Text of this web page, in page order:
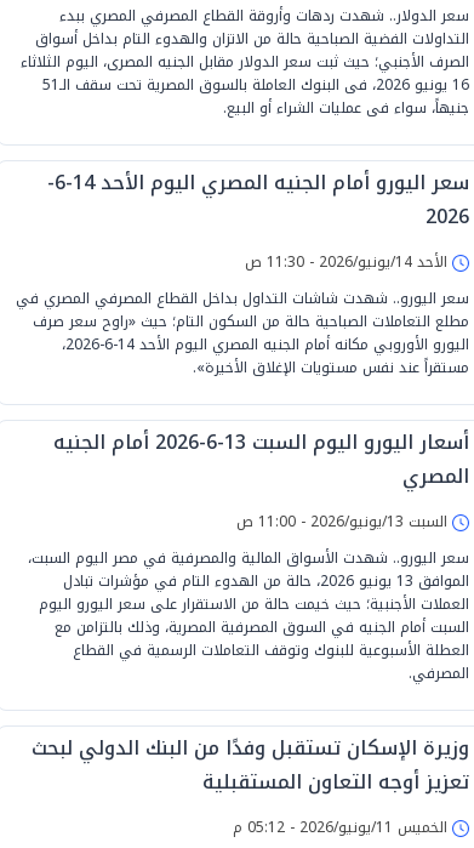
سعر الدولار.. شهدت ردهات وأروقة القطاع المصرفي المصري ببدء
التداولات الفضية الصباحية حالة من الاتزان والهدوء التام بداخل أسواق
الصرف الأجنبي؛ حيث ثبت سعر الدولار مقابل الجنيه المصرى، اليوم الثلاثاء
16 يونيو 2026، فى البنوك العاملة بالسوق المصرية تحت سقف الـ51
جنيهاً، سواء فى عمليات الشراء أو البيع.
سعر اليورو أمام الجنيه المصري اليوم الأحد 14-6-
2026
الأحد 14/يونيو/2026 - 11:30 ص
سعر اليورو.. شهدت شاشات التداول بداخل القطاع المصرفي المصري في
مطلع التعاملات الصباحية حالة من السكون التام؛ حيث «راوح سعر صرف
اليورو الأوروبي مكانه أمام الجنيه المصري اليوم الأحد 14-6-2026،
مستقراً عند نفس مستويات الإغلاق الأخيرة».
أسعار اليورو اليوم السبت 13-6-2026 أمام الجنيه
المصري
السبت 13/يونيو/2026 - 11:00 ص
سعر اليورو.. شهدت الأسواق المالية والمصرفية في مصر اليوم السبت،
الموافق 13 يونيو 2026، حالة من الهدوء التام في مؤشرات تبادل
العملات الأجنبية؛ حيث خيمت حالة من الاستقرار على سعر اليورو اليوم
السبت أمام الجنيه في السوق المصرفية المصرية، وذلك بالتزامن مع
العطلة الأسبوعية للبنوك وتوقف التعاملات الرسمية في القطاع
المصرفي.
وزيرة الإسكان تستقبل وفدًا من البنك الدولي لبحث
تعزيز أوجه التعاون المستقبلية
الخميس 11/يونيو/2026 - 05:12 م